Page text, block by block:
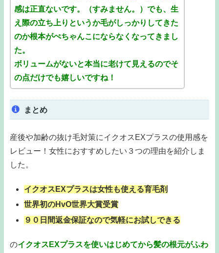
感は正直ないです。（すみません。）でも、生
え際の立ち上りというか毛がしっかりしてきた
のか根本がぺちゃんこにならなくなってきまし
た。
ボリュームがないと本当に老けて見えるのでそ
の点だけでも嬉しいですね！
まとめ
産後や加齢の抜け毛対策にイクオスEXプラスの使用感を
レビュー！女性におすすめしたい３つの理由を紹介しま
した。
イクオスEXプラスは女性も使える育毛剤
世界初のHvO世界大賞受賞
９０日間返金保証なので気軽にお試しできる
のイクオスEXプラスを使いはじめてから髪の根元がふわ